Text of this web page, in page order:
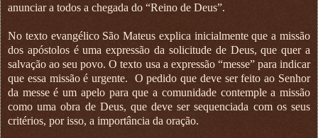
anunciar a todos a chegada do “Reino de Deus”.
No texto evangélico São Mateus explica inicialmente que a missão
dos apóstolos é uma expressão da solicitude de Deus, que quer a
salvação ao seu povo. O texto usa a expressão “messe” para indicar
que essa missão é urgente.
O pedido que deve ser feito ao Senhor
da messe é um apelo para que a comunidade contemple a missão
como uma obra de Deus, que deve ser sequenciada com os seus
critérios, por isso, a importância da oração.